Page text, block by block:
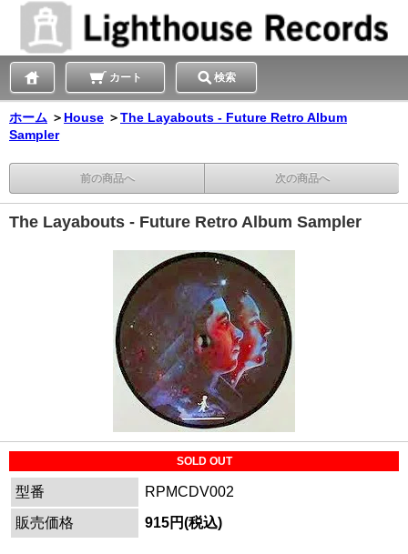
カート 検索
ホーム ＞ House ＞The Layabouts - Future Retro Album
Sampler
前の商品へ 次の商品へ
The Layabouts - Future Retro Album Sampler
SOLD OUT
型番
RPMCDV002
販売価格
915円(税込)